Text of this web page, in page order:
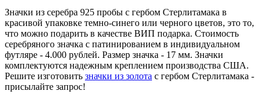
Значки из серебра 925 пробы с гербом Стерлитамака в
красивой упаковке темно-синего или черного цветов, это то,
что можно подарить в качестве ВИП подарка. Стоимость
серебряного значка с патинированием в индивидуальном
футляре - 4.000 рублей. Размер значка - 17 мм. Значки
комплектуются надежным креплением производства США.
Решите изготовить значки из золота с гербом Стерлитамака -
присылайте запрос!